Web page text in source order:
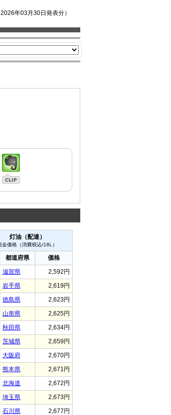
年03月30日発表分）
灯油（配達）
金価格（消費税込/18L）
都道府県
価格
滋賀県
2,592円
岩手県
2,619円
徳島県
2,623円
山形県
2,625円
秋田県
2,634円
茨城県
2,659円
大阪府
2,670円
熊本県
2,671円
北海道
2,672円
埼玉県
2,673円
石川県
2,677円